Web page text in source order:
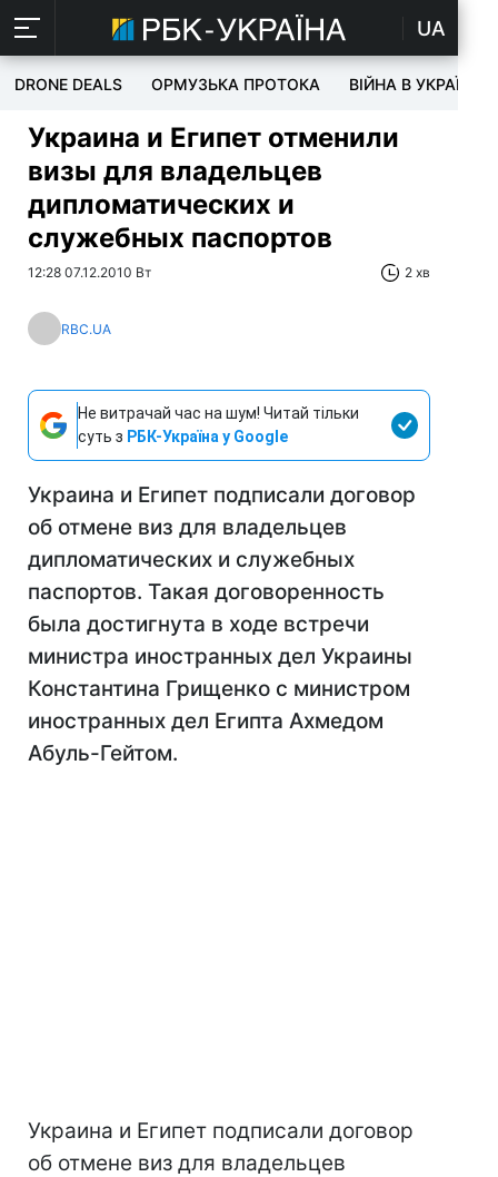
UA
DRONE DEALS ОРМУЗЬКА ПРОТОКА ВІЙНА В УКРАЇНІ
Украина и Египет отменили
визы для владельцев
дипломатических и
служебных паспортов
12:28 07.12.2010 Вт 2 хв
RBC.UA
Не витрачай час на шум! Читай тільки
суть з РБК-Україна у Google
Украина и Египет подписали договор
об отмене виз для владельцев
дипломатических и служебных
паспортов. Такая договоренность
была достигнута в ходе встречи
министра иностранных дел Украины
Константина Грищенко с министром
иностранных дел Египта Ахмедом
Абуль-Гейтом.
Украина и Египет подписали договор
об отмене виз для владельцев